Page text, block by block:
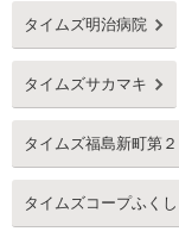
タイムズ明治病院
タイムズサカマキ
タイムズ福島新町第２
タイムズコープふく